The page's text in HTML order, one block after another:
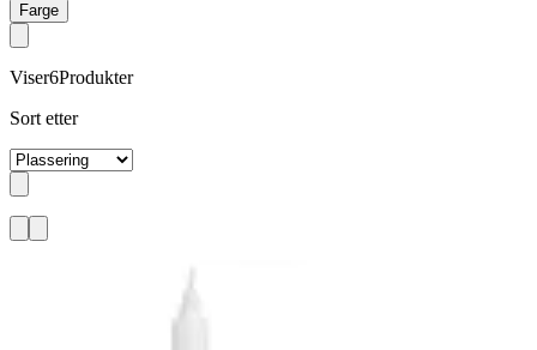
Farge
Viser6Produkter
Sort etter